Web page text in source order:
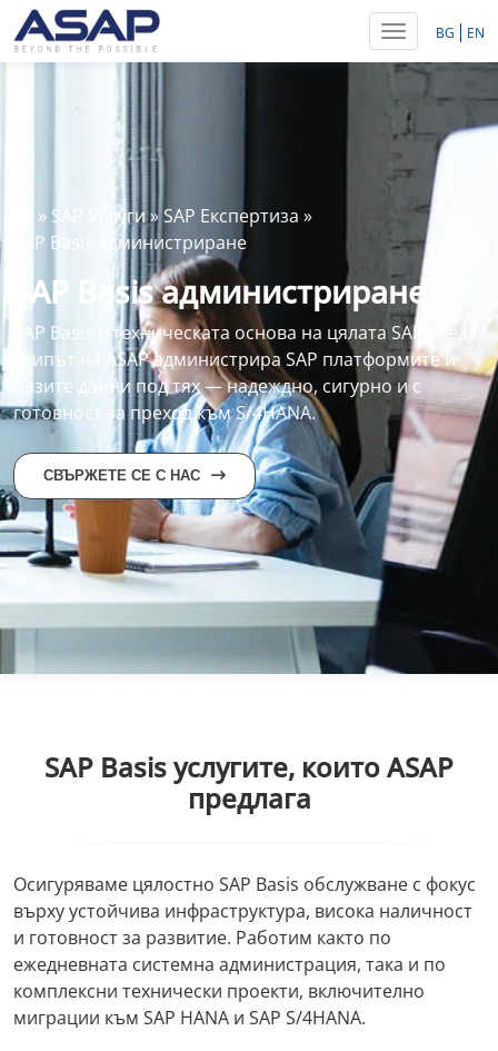
Toggle
BG EN
» SAP Услуги »SAP Експертиза »
SAP Basis aдминистриране
SAP Basis администриране
SAP Basis е техническата основа на цялата SAP среда.
Екипът на ASAP администрира SAP платформите и
базите данни под тях — надеждно, сигурно и с
готовност за преход към S/4HANA.
СВЪРЖЕТЕ СЕ С НАС
SAP Basis услугите, които ASAP
предлага
Осигуряваме цялостно SAP Basis обслужване с фокус
върху устойчива инфраструктура, висока наличност
и готовност за развитие. Работим както по
ежедневната системна администрация, така и по
комплексни технически проекти, включително
миграции към SAP HANA и SAP S/4HANA.